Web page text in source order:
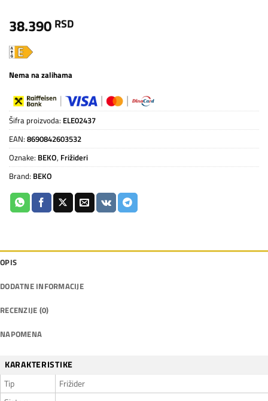
38.390 RSD
Nema na zalihama
Šifra proizvoda: ELE02437
EAN: 8690842603532
Oznake: BEKO, Frižideri
Brand: BEKO
OPIS
DODATNE INFORMACIJE
RECENZIJE (0)
NAPOMENA
KARAKTERISTIKE
Tip
Frižider